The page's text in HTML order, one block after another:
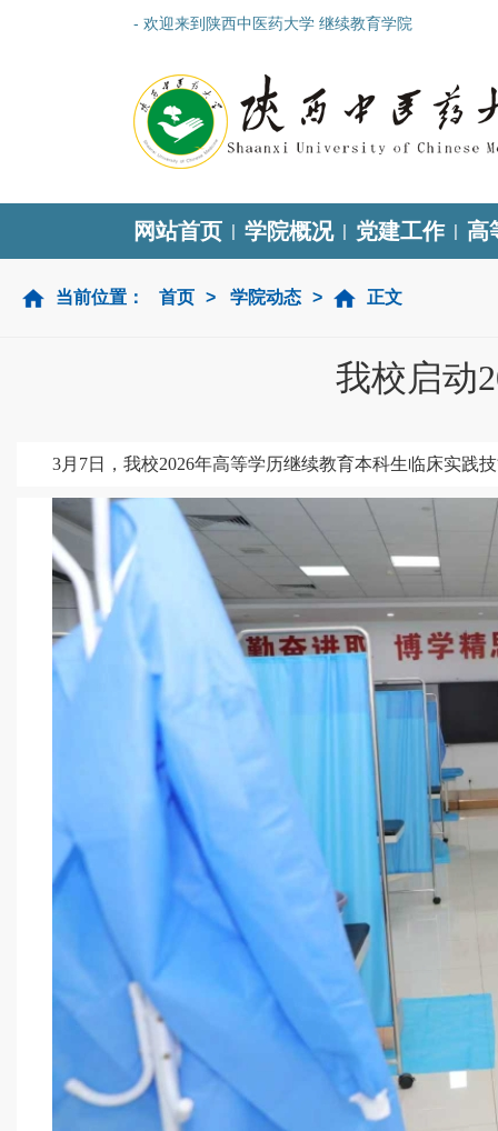
- 欢迎来到陕西中医药大学 继续教育学院
网站首页 | 学院概况 | 党建工作 | 高
当前位置： 首页 > 学院动态 > 正文
我校启动
3月7日，我校2026年高等学历继续教育本科生临床实践